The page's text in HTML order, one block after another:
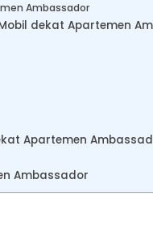
Ambassador
dekat Apartemen
Apartemen
Ambassador